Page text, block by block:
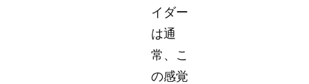
イダー
は通
常、こ
の感覚